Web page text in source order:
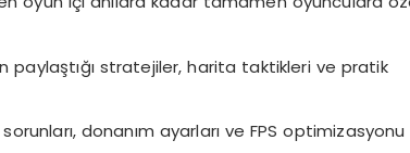
paylaştığı stratejiler, harita taktikleri ve pratik
donanım ayarları ve FPS optimizasyonu